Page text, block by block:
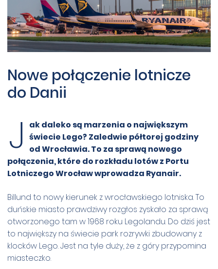
Nowe połączenie lotnicze
do Danii
J
ak daleko są marzenia o największym
świecie Lego? Zaledwie półtorej godziny
od Wrocławia. To za sprawą nowego
połączenia, które do rozkładu lotów z Portu
Lotniczego Wrocław wprowadza Ryanair.
Billund to nowy kierunek z wrocławskiego lotniska. To
duńskie miasto prawdziwy rozgłos zyskało za sprawą
otworzonego tam w 1968 roku Legolandu. Do dziś jest
to największy na świecie park rozrywki zbudowany z
klocków Lego. Jest na tyle duży, że z góry przypomina
miasteczko.